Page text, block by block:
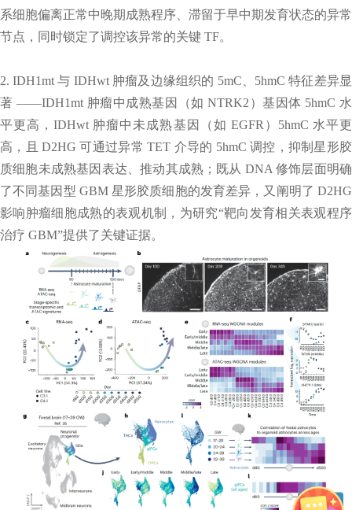
系细胞偏离正常中晚期成熟程序、滞留于早中期发育状态的异常
节点，同时锁定了调控该异常的关键 TF。
2. IDH1mt 与 IDHwt 肿瘤及边缘组织的 5mC、5hmC 特征差异显
著 ——IDH1mt 肿瘤中成熟基因（如 NTRK2）基因体 5hmC 水
平更高，IDHwt 肿瘤中未成熟基因（如 EGFR）5hmC 水平更
高，且 D2HG 可通过异常 TET 介导的 5hmC 调控，抑制星形胶
质细胞未成熟基因表达、推动其成熟；既从 DNA 修饰层面明确
了不同基因型 GBM 星形胶质细胞的发育差异，又阐明了 D2HG
影响肿瘤细胞成熟的表观机制，为研究“靶向发育相关表观程序
治疗 GBM”提供了关键证据。